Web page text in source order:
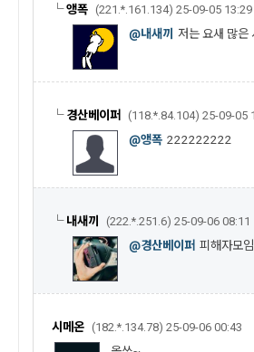
└ 앵폭 (221.*.161.134) 25-09-05 13:29
@내새끼 저는 요새 많은
└ 경산베이퍼 (118.*.84.104) 25-09-05
@앵폭 222222222
└ 내새끼 (222.*.251.6) 25-09-06 08:11
@경산베이퍼 피해자모
시메온 (182.*.134.78) 25-09-06 00:43